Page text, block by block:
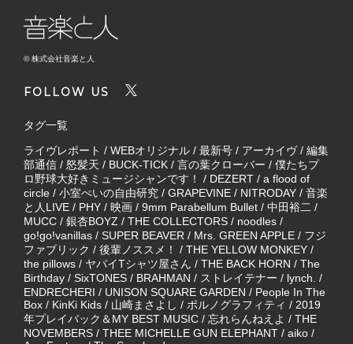
© 株式会社音楽と人
FOLLOW US
タグ一覧
ライヴレポート / WEBオリジナル / 最新号 / アーカイヴ/ 編集
部通信 / 怒髪天 / BUCK-TICK / 言の葉クローバー / 僕たちプ
ロ野球大好きミュージシャンです！
/ DEZERT / a flood of
circle / 小室ぺいの自由研究 / GRAPEVINE / NITRODAY / 音楽
と人LIVE / PHY / 映画 / 9mm Parabellum Bullet / 中田裕二 /
MUCC / 銀杏BOYZ / THE COLLECTORS / noodles /
go!go!vanillas / SUPER BEAVER / Mrs. GREEN APPLE / フジ
ファブリック / 後輩ノススメ！ / THE YELLOW MONKEY /
the pillows / ヤバイTシャツ屋さん / THE BACK HORN / The
Birthday / SixTONES / BRAHMAN / ストレイテナー / lynch. /
ENDRECHERI / UNISON SQUARE GARDEN / People In The
Box / KinKi Kids / 山崎まさよし / ポルノグラフィティ / 2019
年プレイバック＆MY BEST MUSIC / 忘れらんねえよ / THE
NOVEMBERS / THEE MICHELLE GUN ELEPHANT / aiko /